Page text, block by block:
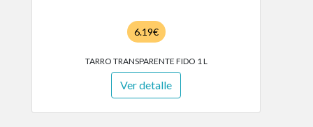
6.19€
TARRO TRANSPARENTE FIDO 1 L
Ver detalle